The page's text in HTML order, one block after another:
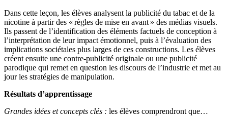
Dans cette leçon, les élèves analysent la publicité du tabac et de la
nicotine à partir des « règles de mise en avant » des médias visuels.
Ils passent de l’identification des éléments factuels de conception à
l’interprétation de leur impact émotionnel, puis à l’évaluation des
implications sociétales plus larges de ces constructions. Les élèves
créent ensuite une contre-publicité originale ou une publicité
parodique qui remet en question les discours de l’industrie et met au
jour les stratégies de manipulation.
Résultats d’apprentissage
Grandes idées et concepts clés : les élèves comprendront que…